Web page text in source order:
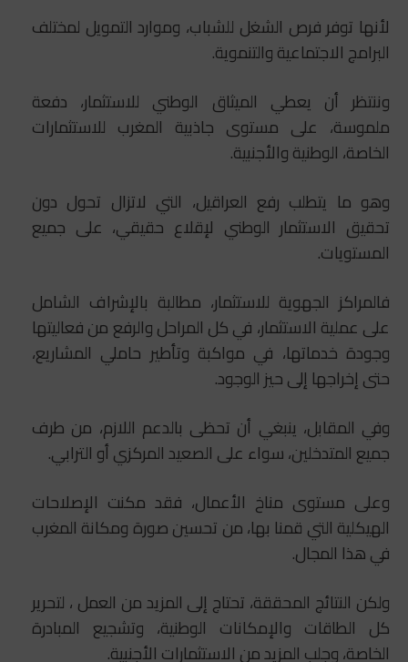
لأنها توفر فرص الشغل للشباب، وموارد التمويل لمختلف
البرامج الاجتماعية والتنموية.
وننتظر أن يعطي الميثاق الوطني للاستثمار، دفعة
ملموسة، على مستوى جاذبية المغرب للاستثمارات
الخاصة، الوطنية والأجنبية.
وهو ما يتطلب رفع العراقيل، التي لاتزال تحول دون
تحقيق الاستثمار الوطني لإقلاع حقيقي، على جميع
المستويات.
فالمراكز الجهوية للاستثمار، مطالبة بالإشراف الشامل
على عملية الاستثمار، في كل المراحل والرفع من فعاليتها
وجودة خدماتها، في مواكبة وتأطير حاملي المشاريع،
حتى إخراجها إلى حيز الوجود.
وفي المقابل، ينبغي أن تحظى بالدعم اللازم، من طرف
جميع المتدخلين، سواء على الصعيد المركزي أو الترابي.
وعلى مستوى مناخ الأعمال، فقد مكنت الإصلاحات
الهيكلية التي قمنا بها، من تحسين صورة ومكانة المغرب
في هذا المجال.
ولكن النتائج المحققة، تحتاج إلى المزيد من العمل ، لتحرير
كل الطاقات والإمكانات الوطنية، وتشجيع المبادرة
الخاصة، وجلب المزيد من الاستثمارات الأجنبية.